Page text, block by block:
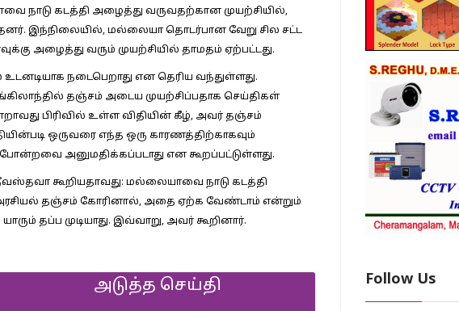
நாடு கடத்தி அழைத்து வருவதற்கான முயற்சியில்,
இந்நிலையில், மல்லையா தொடர்பான வேறு சில சட்ட
அழைத்து வரும் முயற்சியில் தாமதம் ஏற்பட்டது.
நடைபெறாது என தெரிய வந்துள்ளது.
தஞ்சம் அடைய முயற்சிப்பதாக செய்திகள்
பிரிவில் உள்ள விதியின் கீழ், அவர் தஞ்சம்
ஒருவரை எந்த ஒரு காரணத்திற்காகவும்
போன்றவை அனுமதிக்கப்படாது என கூறப்பட்டுள்ளது.
கூறியதாவது: மல்லையாவை நாடு கடத்தி
தஞ்சம் கோரினால், அதை ஏற்க வேண்டாம் என்றும்
யாரும் தப்ப முடியாது. இவ்வாறு, அவர் கூறினார்.
அடுத்த செய்தி Follow Us